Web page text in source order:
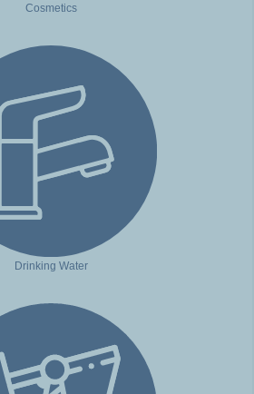
Cosmetics
Drinking Water